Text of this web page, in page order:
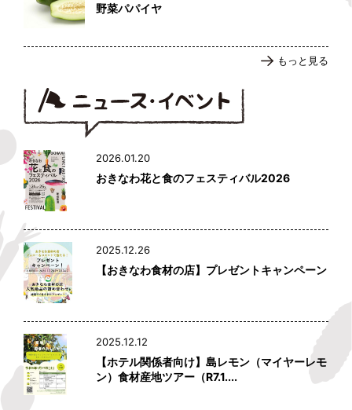
野菜パパイヤ
もっと見る
2026.01.20
おきなわ花と食のフェスティバル2026
2025.12.26
【おきなわ食材の店】プレゼントキャンペーン
2025.12.12
【ホテル関係者向け】島レモン（マイヤーレモ
ン）食材産地ツアー（R7.1....